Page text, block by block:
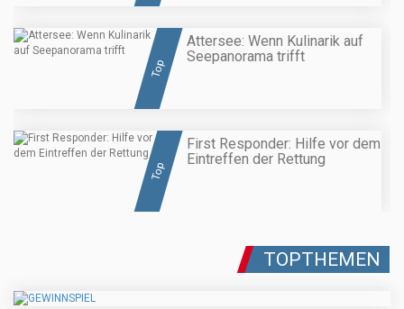
Top
Attersee: Wenn Kulinarik auf
Seepanorama trifft
Top
First Responder: Hilfe vor dem
Eintreffen der Rettung
TOPTHEMEN